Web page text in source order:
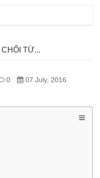
TỪ...
0
07 July, 2016